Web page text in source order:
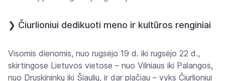
❯ Čiurlioniui dedikuoti meno ir kultūros renginiai
Visomis dienomis, nuo rugsėjo 19 d. iki rugsėjo 22 d.,
skirtingose Lietuvos vietose – nuo Vilniaus iki Palangos,
nuo Druskininkų iki Šiaulių, ir dar plačiau – vyks Čiurlioniui